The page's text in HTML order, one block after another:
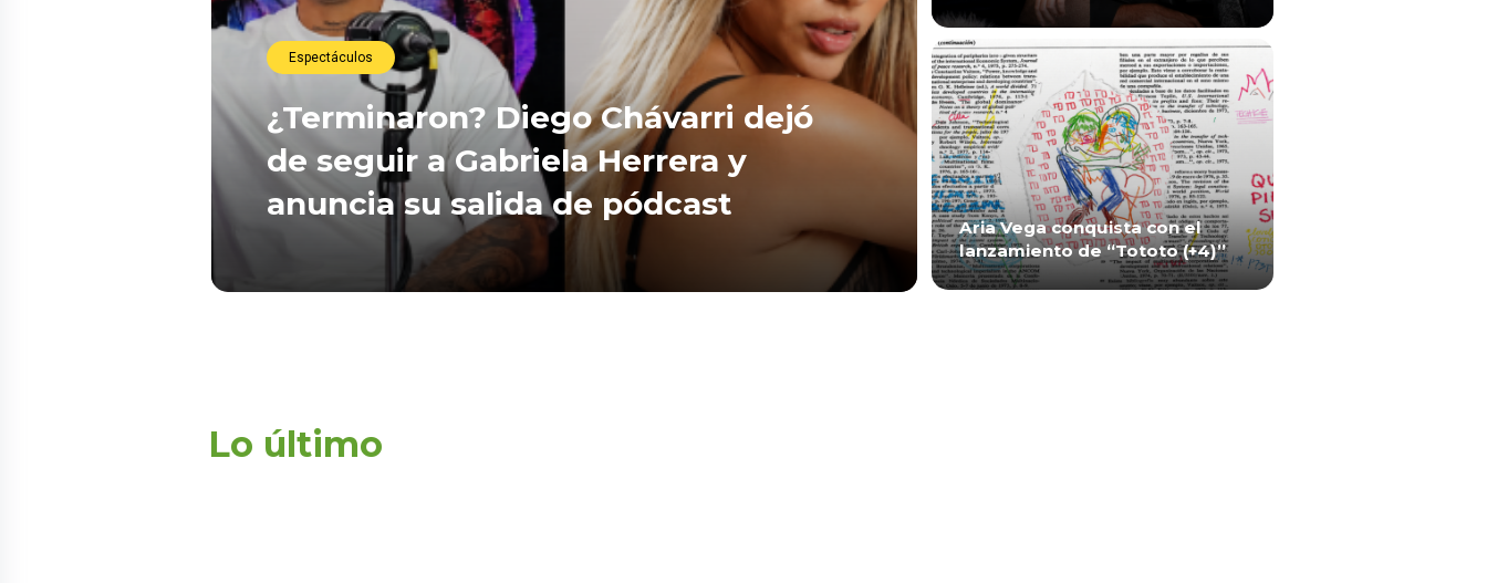
Espectáculos
¿Terminaron? Diego Chávarri dejó
de seguir a Gabriela Herrera y
anuncia su salida de pódcast
Aria Vega conquista con el
lanzamiento de “Tototo (+4)”
Lo último